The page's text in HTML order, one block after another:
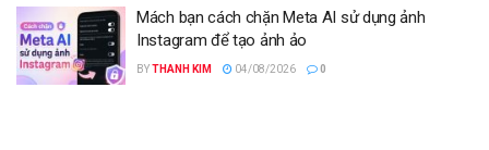
Mách bạn cách chặn Meta AI sử dụng ảnh
Instagram để tạo ảnh ảo
BYTHANH KIM 04/08/2026 0